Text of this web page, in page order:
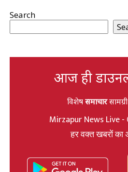
Search
आज ही
विशेषसमाचार
Mirzapur News Live -
हर वक्त खबरों